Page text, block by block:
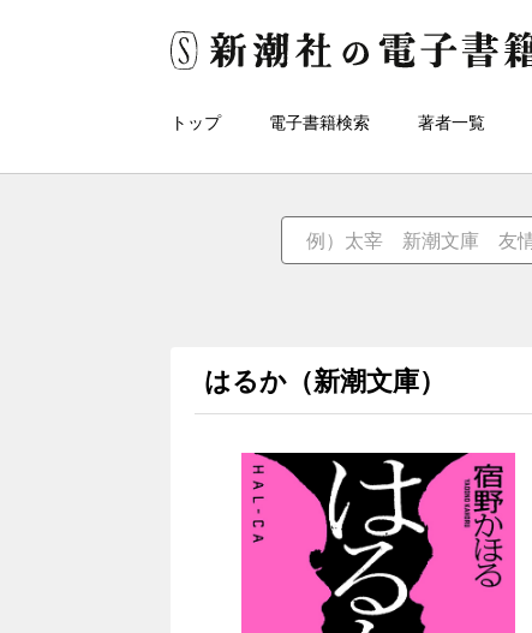
トップ 電子書籍検索 著者一覧
はるか（新潮文庫）